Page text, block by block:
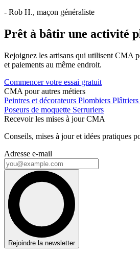
- Rob H., maçon généraliste
Prêt à bâtir une activité
Rejoignez les artisans qui utilisent CMA
et paiements au même endroit.
Commencer votre essai gratuit
CMA pour autres métiers
Peintres et décorateurs Plombiers Plâtriers
Poseurs de moquette Serruriers
Recevoir les mises à jour CMA
Conseils, mises à jour et idées pratiques
Adresse e-mail
Rejoindre la newsletter